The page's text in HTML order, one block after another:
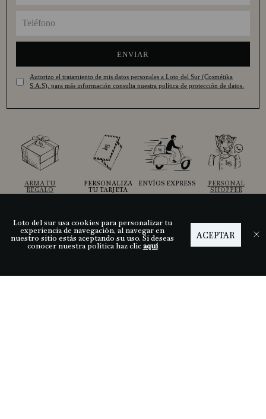
ENVIAR
Autorizo el tratamiento de mis datos personales a Loto del Sur (Cosmétika
S.A.S), para más información consulta nuestra política de protección de datos.
ARMA TU
REGALO
PERSONALIZA
TU TARJETA
ENVÍOS EXPRESS
PERSONAL
SHOPPER
Ayuda
ACEPTAR
Loto del sur usa cookies para personalizar tu
experiencia de navegación, al navegar en
nuestro sitio estás aceptando su uso. Si deseas
conocer nuestra política haz clicaquí